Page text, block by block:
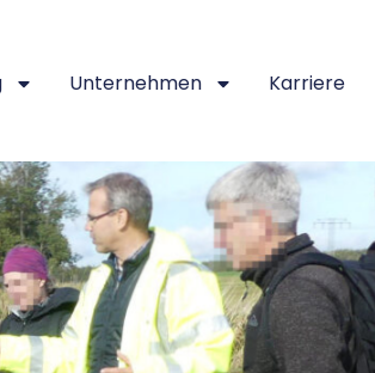
Unternehmen Karriere